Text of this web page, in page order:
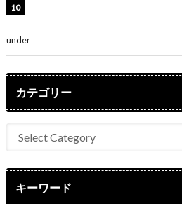
under
カテゴリー
キーワード